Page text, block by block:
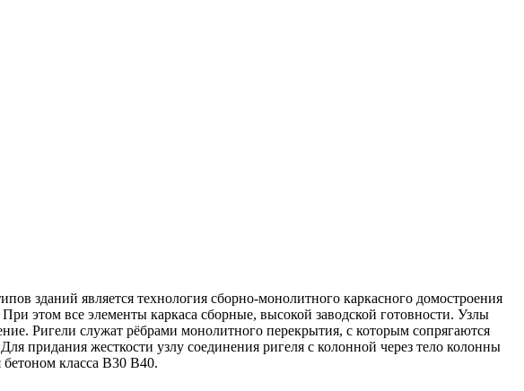
зданий является технология сборно-монолитного каркасного домостроения
этом все элементы каркаса сборные, высокой заводской готовности. Узлы
Ригели служат рёбрами монолитного перекрытия, с которым сопрягаются
придания жесткости узлу соединения ригеля с колонной через тело колонны
класса В30 В40.